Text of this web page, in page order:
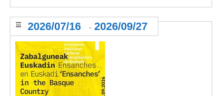
2026/07/16 - 2026/09/27